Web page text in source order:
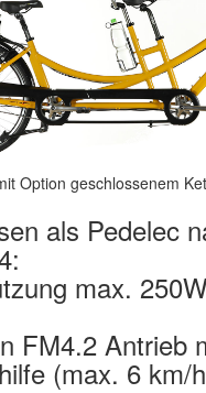
Option geschlossenem
als Pedelec
max.
FM4.2 Antrieb
(max. 6 km/